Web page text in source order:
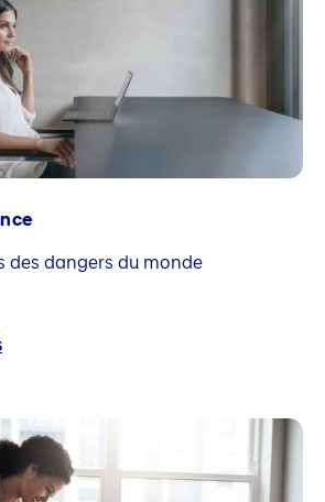
des dangers du monde